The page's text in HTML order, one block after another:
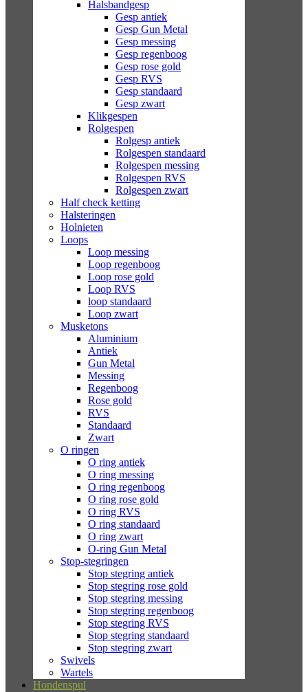
Halsbandgesp
Gesp antiek
Gesp Gun Metal
Gesp messing
Gesp regenboog
Gesp rose gold
Gesp RVS
Gesp standaard
Gesp zwart
Klikgespen
Rolgespen
Rolgesp antiek
Rolgespen standaard
Rolgespen messing
Rolgespen RVS
Rolgespen zwart
Half check ketting
Halsteringen
Holnieten
Loops
Loop messing
Loop regenboog
Loop rose gold
Loop RVS
loop standaard
Loop zwart
Musketons
Aluminium
Antiek
Gun Metal
Messing
Regenboog
Rose gold
RVS
Standaard
Zwart
O ringen
O ring antiek
O ring messing
O ring regenboog
O ring rose gold
O ring RVS
O ring standaard
O ring zwart
O-ring Gun Metal
Stop-stegringen
Stop stegring antiek
Stop stegring rose gold
Stop stegring messing
Stop stegring regenboog
Stop stegring RVS
Stop stegring standaard
Stop stegring zwart
Swivels
Wartels
Hondenspul